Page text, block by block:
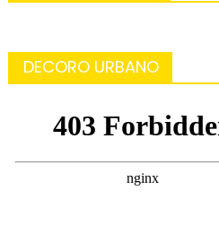
DECORO URBANO